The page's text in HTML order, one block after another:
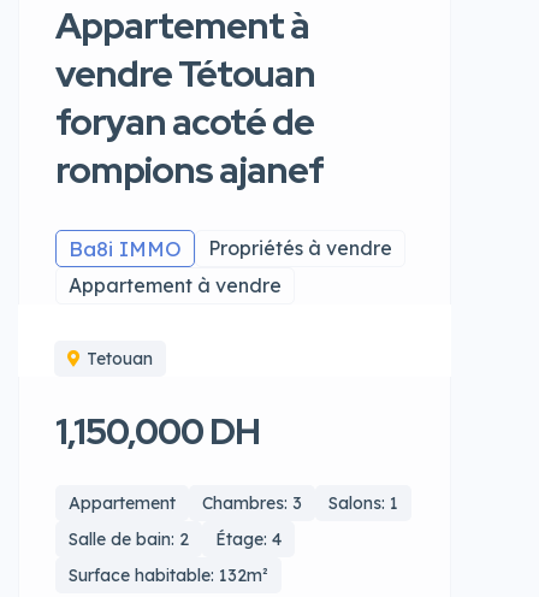
Appartement à
vendre Tétouan
foryan acoté de
rompions ajanef
Ba8i IMMO
Propriétés à vendre
Appartement à vendre
Tetouan
1,150,000 DH
Appartement Chambres: 3
Salons: 1
Salle de bain: 2
Étage: 4
Surface habitable: 132m²